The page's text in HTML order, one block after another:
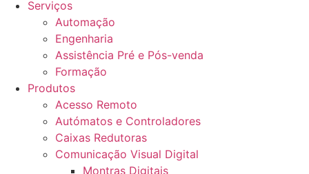
Serviços
Automação
Engenharia
Assistência Pré e Pós-venda
Formação
Produtos
Acesso Remoto
Autómatos e Controladores
Caixas Redutoras
Comunicação Visual Digital
Montras Digitais